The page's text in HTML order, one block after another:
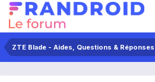
ZTE Blade - Aides, Questions & Réponses